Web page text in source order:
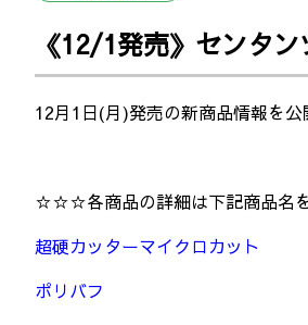
《12/1発売》センタ
12月1日(月)発売の新商品情報を公
☆☆☆各商品の詳細は下記商品
超硬カッターマイクロカット
ポリバフ